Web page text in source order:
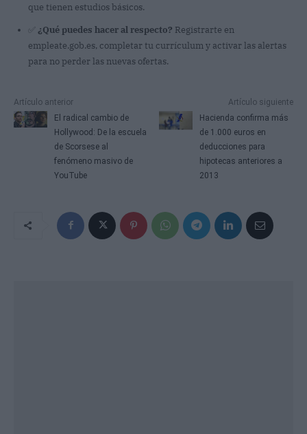
que tienen estudios básicos.
¿Qué puedes hacer al respecto? Registrarte en
empleate.gob.es, completar tu currículum y activar las alertas
para no perder las nuevas ofertas.
Artículo anterior
El radical cambio de
Hollywood: De la escuela
de Scorsese al
fenómeno masivo de
YouTube
Artículo siguiente
Hacienda confirma más
de 1.000 euros en
deducciones para
hipotecas anteriores a
2013